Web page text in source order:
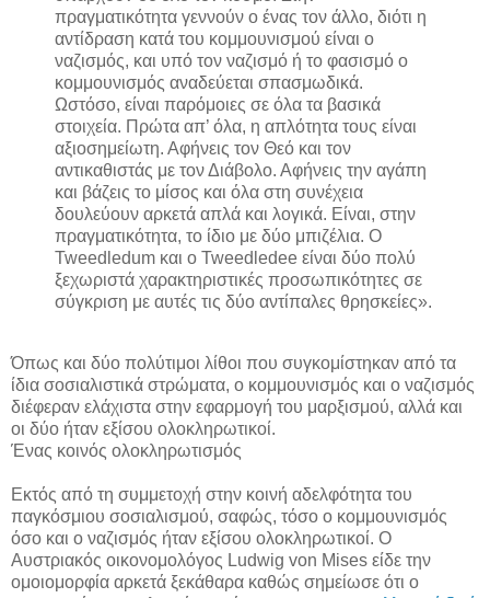
πραγματικότητα γεννούν ο ένας τον άλλο, διότι η
αντίδραση κατά του κομμουνισμού είναι ο
ναζισμός, και υπό τον ναζισμό ή το φασισμό ο
κομμουνισμός αναδεύεται σπασμωδικά.
Ωστόσο, είναι παρόμοιες σε όλα τα βασικά
στοιχεία. Πρώτα απ’ όλα, η απλότητα τους είναι
αξιοσημείωτη. Αφήνεις τον Θεό και τον
αντικαθιστάς με τον Διάβολο. Αφήνεις την αγάπη
και βάζεις το μίσος και όλα στη συνέχεια
δουλεύουν αρκετά απλά και λογικά. Είναι, στην
πραγματικότητα, το ίδιο με δύο μπιζέλια. Ο
Tweedledum και ο Tweedledee είναι δύο πολύ
ξεχωριστά χαρακτηριστικές προσωπικότητες σε
σύγκριση με αυτές τις δύο αντίπαλες θρησκείες».
Όπως και δύο πολύτιμοι λίθοι που συγκομίστηκαν από τα
ίδια σοσιαλιστικά στρώματα, ο κομμουνισμός και ο ναζισμός
διέφεραν ελάχιστα στην εφαρμογή του μαρξισμού, αλλά και
οι δύο ήταν εξίσου ολοκληρωτικοί.
Ένας κοινός ολοκληρωτισμός
Εκτός από τη συμμετοχή στην κοινή αδελφότητα του
παγκόσμιου σοσιαλισμού, σαφώς, τόσο ο κομμουνισμός
όσο και ο ναζισμός ήταν εξίσου ολοκληρωτικοί. Ο
Αυστριακός οικονομολόγος Ludwig von Mises είδε την
ομοιομορφία αρκετά ξεκάθαρα καθώς σημείωσε ότι ο